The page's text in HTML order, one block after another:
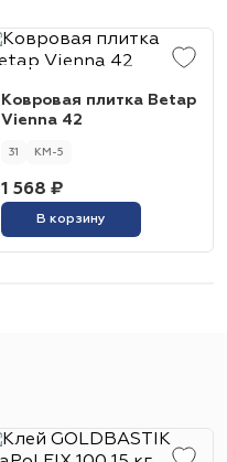
Ковровая плитка Betap
Vienna 42
31 КМ-5
1 568 ₽
В корзину